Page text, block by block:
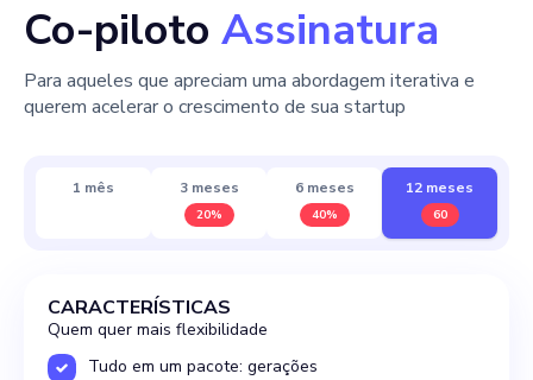
Co-piloto Assinatura
Para aqueles que apreciam uma abordagem iterativa e
querem acelerar o crescimento de sua startup
1 mês 3 meses
20%
6 meses
40%
12 meses
60
CARACTERÍSTICAS
Quem quer mais flexibilidade
Tudo em um pacote: gerações